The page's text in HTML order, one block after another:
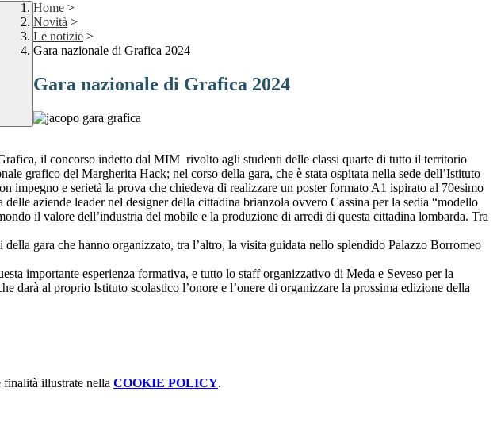
Home >
Novità >
Le notizie >
Gara nazionale di Grafica 2024
Gara nazionale di Grafica 2024
il concorso indetto dal MIM rivolto agli studenti delle classi quarte di tutto il territorio
grafico del Margherita Hack; nel corso della gara, che è stata ospitata nella sede dell’Istituto
e serietà la prova che chiedeva di realizzare un poster formato A1 ispirato al 70esimo
aziende leader nel designer della cittadina brianzola ovvero Cassina per la sedia “modello
il valore dell’industria del mobile e la produzione di arredi di questa cittadina lombarda. Tra
gara che hanno organizzato, tra l’altro, la visita guidata nello splendido Palazzo Borromeo
importante esperienza formativa, e tutto lo staff organizzativo di Meda e Seveso per la
darà al proprio Istituto scolastico l’onore e l’onere di organizzare la prossima edizione della
illustrate nella COOKIE POLICY.